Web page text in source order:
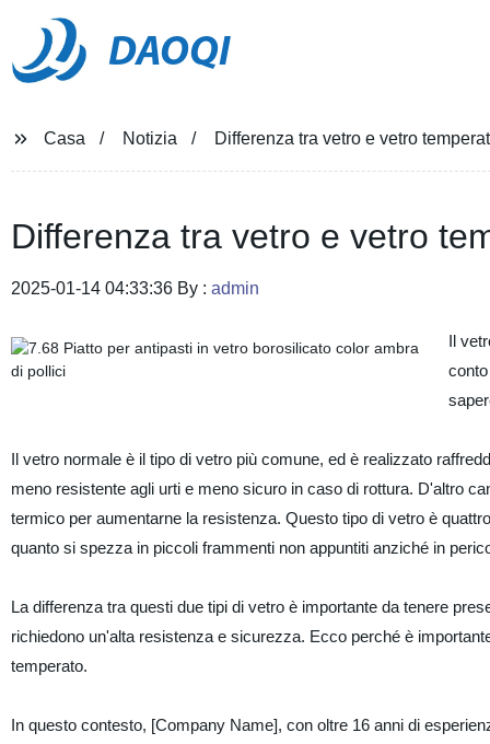
DAOQI
Casa Notizia Differenza tra vetro e vetro
Differenza tra vetro e vetro
2025-01-14 04:33:36 By : admin
Il
Il vetro normale è il tipo di vetro più comune, ed è realizzato
meno resistente agli urti e meno sicuro in caso di rottura. D'altro
termico per aumentarne la resistenza. Questo tipo di vetro è
quanto si spezza in piccoli frammenti non appuntiti anziché in
La differenza tra questi due tipi di vetro è importante da tenere
richiedono un'alta resistenza e sicurezza. Ecco perché è
temperato.
In questo contesto, [Company Name], con oltre 16 anni di